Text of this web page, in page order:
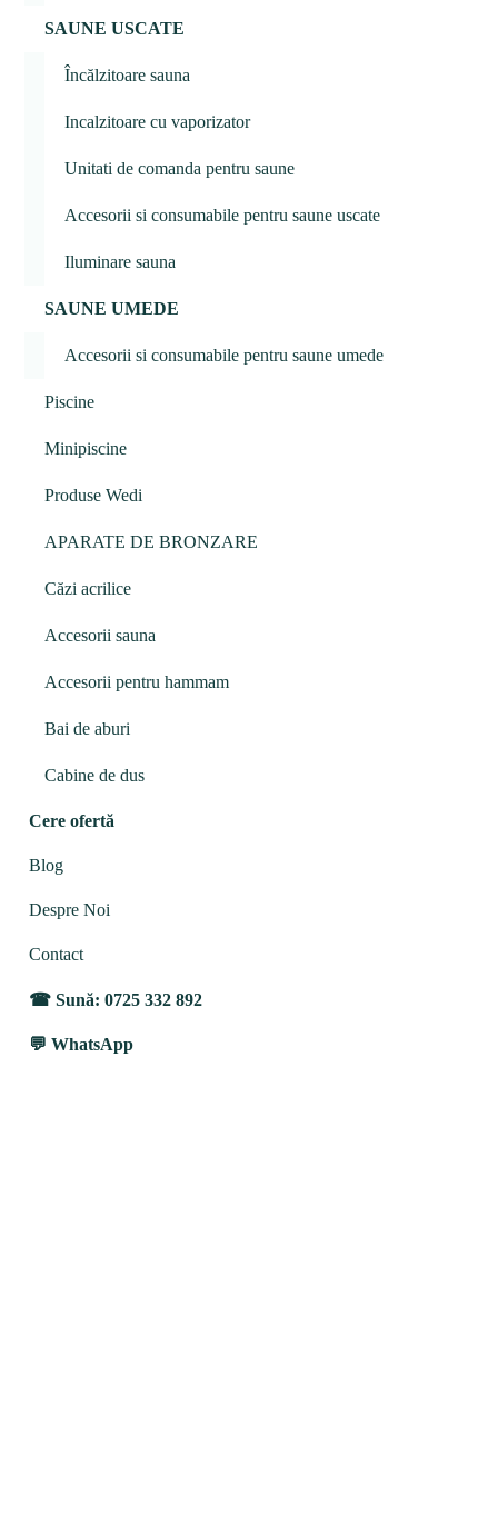
SAUNE USCATE
Încălzitoare sauna
Incalzitoare cu vaporizator
Unitati de comanda pentru saune
Accesorii si consumabile pentru saune uscate
Iluminare sauna
SAUNE UMEDE
Accesorii si consumabile pentru saune umede
Piscine
Minipiscine
Produse Wedi
APARATE DE BRONZARE
Căzi acrilice
Accesorii sauna
Accesorii pentru hammam
Bai de aburi
Cabine de dus
Cere ofertă
Blog
Despre Noi
Contact
Sună: 0725 332 892
WhatsApp